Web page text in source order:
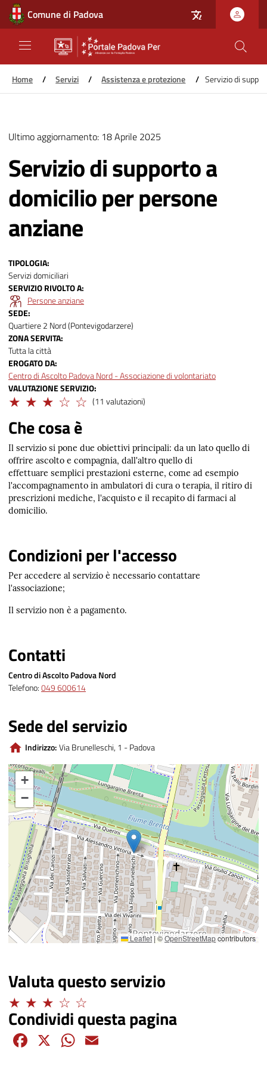
contenuto
principale
Comune di Padova
Home / Servizi / Assistenza e protezione / Servizio di
Ultimo aggiornamento: 18 Aprile 2025
Servizio di supporto a
domicilio per persone
anziane
TIPOLOGIA
Servizi domiciliari
SERVIZIO RIVOLTO A
Persone anziane
SEDE
Quartiere 2 Nord (Pontevigodarzere)
ZONA SERVITA
Tutta la città
EROGATO DA
Centro di Ascolto Padova Nord - Associazione di volontariato
VALUTAZIONE SERVIZIO
Adeguato (11 valutazioni)
Che cosa è
Il servizio si pone due obiettivi principali: da un lato quello di
offrire ascolto e compagnia, dall'altro quello di
effettuare semplici prestazioni esterne, come ad esempio
l'accompagnamento in ambulatori di cura o terapia, il ritiro di
prescrizioni mediche, l'acquisto e il recapito di farmaci al
domicilio.
Condizioni per l'accesso
Per accedere al servizio è necessario contattare
l'associazione;
Il servizio non è a pagamento.
Contatti
Centro di Ascolto Padova Nord
Telefono:049 600614
Sede del servizio
Indirizzo:Via Brunelleschi, 1 - Padova
+
−
Leaflet|©OpenStreetMapcontributors
Valuta questo servizio
Adeguato
Condividi questa pagina
Facebook
X WhatsApp
Email